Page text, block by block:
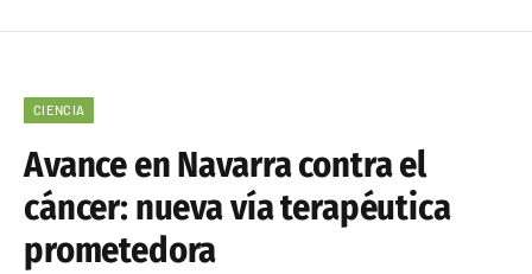
CIENCIA
Avance en Navarra contra el
cáncer: nueva vía terapéutica
prometedora